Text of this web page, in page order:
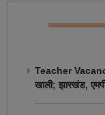
Teacher
खाली; झारखंड,